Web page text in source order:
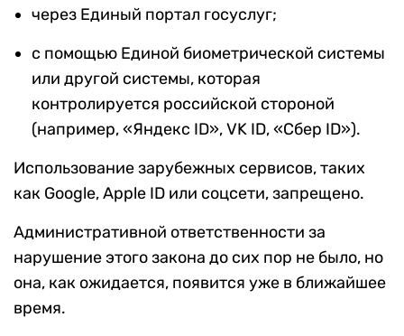
через Единый портал госуслуг;
с помощью Единой биометрической системы
или другой системы, которая
контролируется российской стороной
(например, «Яндекс ID», VK ID, «Сбер ID»).
Использование зарубежных сервисов, таких
как Google, Apple ID или соцсети, запрещено.
Административной ответственности за
нарушение этого закона до сих пор не было, но
она, как ожидается, появится уже в ближайшее
время.